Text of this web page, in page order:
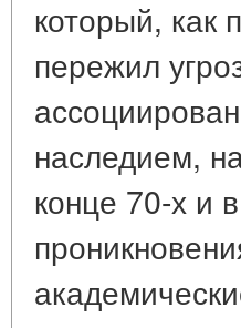
который, как
пережил
наследием,
конце 70-х и